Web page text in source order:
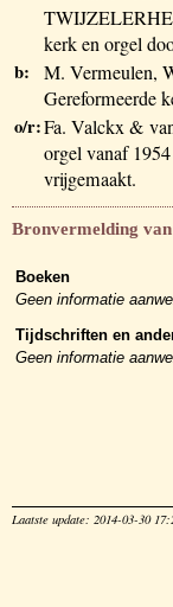
kerk en orgel
b:
M. Vermeulen,
Gereformeerde
o/r:Fa. Valckx &
orgel vanaf
vrijgemaakt.
Bronvermelding
Boeken
Geen informatie
Tijdschriften en
Geen informatie
Laatste update: 2014-03-30